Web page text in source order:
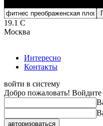
19.1 C
Москва
Интересно
Контакты
войти в систему
Добро пожаловать!